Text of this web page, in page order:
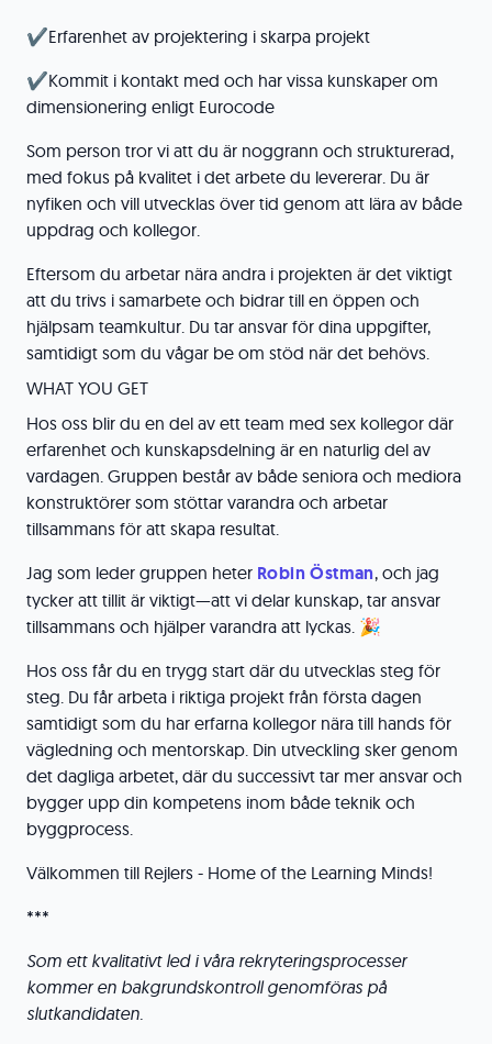
✔️Erfarenhet av projektering i skarpa projekt
✔️Kommit i kontakt med och har vissa kunskaper om
dimensionering enligt Eurocode
Som person tror vi att du är noggrann och strukturerad,
med fokus på kvalitet i det arbete du levererar. Du är
nyfiken och vill utvecklas över tid genom att lära av både
uppdrag och kollegor.
Eftersom du arbetar nära andra i projekten är det viktigt
att du trivs i samarbete och bidrar till en öppen och
hjälpsam teamkultur. Du tar ansvar för dina uppgifter,
samtidigt som du vågar be om stöd när det behövs.
WHAT YOU GET
Hos oss blir du en del av ett team med sex kollegor där
erfarenhet och kunskapsdelning är en naturlig del av
vardagen. Gruppen består av både seniora och mediora
konstruktörer som stöttar varandra och arbetar
tillsammans för att skapa resultat.
Jag som leder gruppen heter Robin Östman, och jag
tycker att tillit är viktigt—att vi delar kunskap, tar ansvar
tillsammans och hjälper varandra att lyckas. 🎉
Hos oss får du en trygg start där du utvecklas steg för
steg. Du får arbeta i riktiga projekt från första dagen
samtidigt som du har erfarna kollegor nära till hands för
vägledning och mentorskap. Din utveckling sker genom
det dagliga arbetet, där du successivt tar mer ansvar och
bygger upp din kompetens inom både teknik och
byggprocess.
Välkommen till Rejlers - Home of the Learning Minds!
***
Som ett kvalitativt led i våra rekryteringsprocesser
kommer en bakgrundskontroll genomföras på
slutkandidaten.